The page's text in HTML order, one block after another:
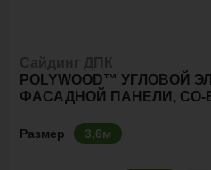
POLYWOOD™ УГЛОВОЙ
ФАСАДНОЙ ПАНЕЛИ, CO-
Размер 3,6м